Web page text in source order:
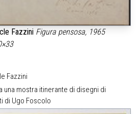
Fazzini Figura pensosa, 1965
Fazzini
mostra itinerante di disegni di
di Ugo Foscolo